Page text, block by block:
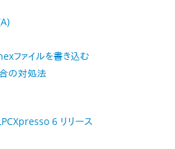
ファイルを書き込む
合の対処法
6 リリース